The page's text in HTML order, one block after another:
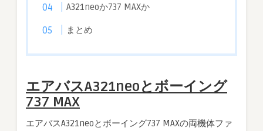
A321neoか737 MAXか
まとめ
エアバスA321neoとボーイング
737 MAX
エアバスA321neoとボーイング737 MAXの両機体ファ